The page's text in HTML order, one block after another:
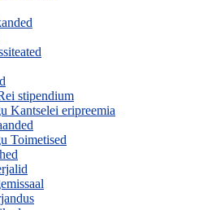
stipendium
Kantselei eripreemia
Toimetised